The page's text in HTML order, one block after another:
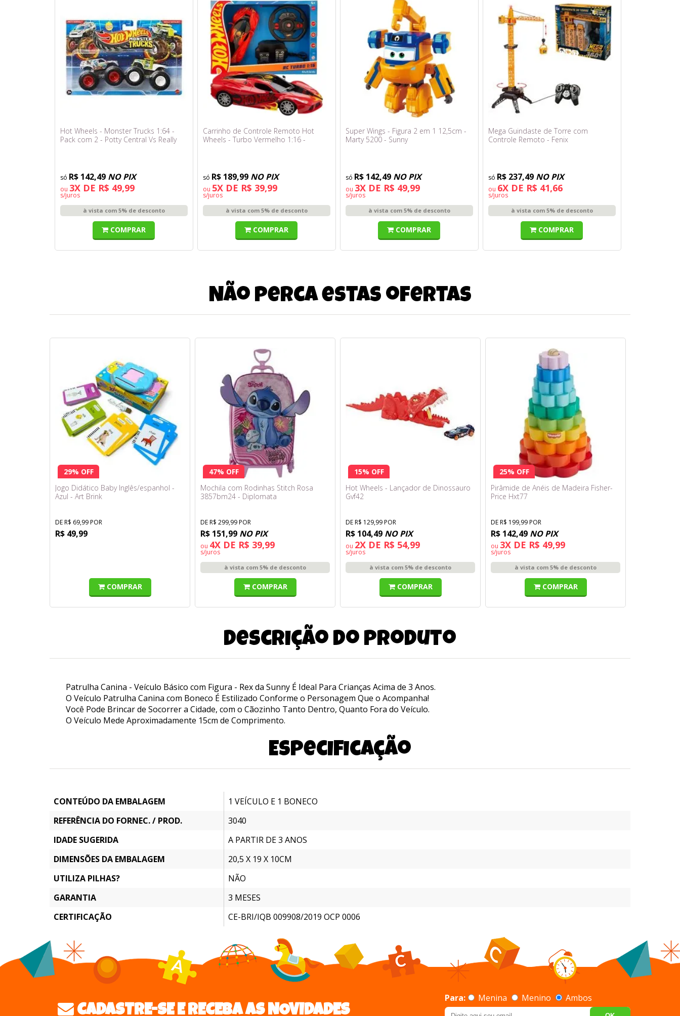
Hot Wheels - Monster Trucks 1:64 -
Pack com 2 - Potty Central Vs Really
R$ 142,49 NO PIX
ou 3X DE R$ 49,99
s/juros
à vista com 5% de desconto
COMPRAR
Carrinho de Controle Remoto Hot
Wheels - Turbo Vermelho 1:16 -
R$ 189,99 NO PIX
ou 5X DE R$ 39,99
s/juros
à vista com 5% de desconto
COMPRAR
Super Wings - Figura 2 em 1 12,5cm -
Marty 5200 - Sunny
R$ 142,49 NO PIX
ou 3X DE R$ 49,99
s/juros
à vista com 5% de desconto
COMPRAR
Mega Guindaste de Torre com
Controle Remoto - Fenix
R$ 237,49 NO PIX
ou 6X DE R$ 41,66
s/juros
à vista com 5% de desconto
COMPRAR
Não perca estas ofertas
29% OFF
Jogo Didático Baby Inglês/espanhol -
Azul - Art Brink
DE R$ 69,99 POR
R$ 49,99
COMPRAR
47% OFF
Mochila com Rodinhas Stitch Rosa
3857bm24 - Diplomata
DE R$ 299,99 POR
R$ 151,99 NO PIX
ou 4X DE R$ 39,99
s/juros
à vista com 5% de desconto
COMPRAR
15% OFF
Hot Wheels - Lançador de Dinossauro
Gvf42
DE R$ 129,99 POR
R$ 104,49 NO PIX
ou 2X DE R$ 54,99
s/juros
à vista com 5% de desconto
COMPRAR
25% OFF
Pirâmide de Anéis de Madeira Fisher-
Price Hxt77
DE R$ 199,99 POR
R$ 142,49 NO PIX
ou 3X DE R$ 49,99
s/juros
à vista com 5% de desconto
COMPRAR
Descrição do produto
Patrulha Canina - Veículo Básico com Figura - Rex da Sunny É Ideal Para Crianças Acima de 3 Anos.
O Veículo Patrulha Canina com Boneco É Estilizado Conforme o Personagem Que o Acompanha!
Você Pode Brincar de Socorrer a Cidade, com o Cãozinho Tanto Dentro, Quanto Fora do Veículo.
O Veículo Mede Aproximadamente 15cm de Comprimento.
Especificação
CONTEÚDO DA EMBALAGEM
1 VEÍCULO E 1 BONECO
REFERÊNCIA DO FORNEC. / PROD.
3040
IDADE SUGERIDA
A PARTIR DE 3 ANOS
DIMENSÕES DA EMBALAGEM
20,5 X 19 X 10CM
UTILIZA PILHAS?
NÃO
GARANTIA
3 MESES
CERTIFICAÇÃO
CE-BRI/IQB 009908/2019 OCP 0006
CADASTRE-SE E RECEBA AS NOVIDADES
Para: Menina Menino Ambos